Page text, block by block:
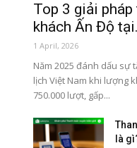
Top 3 giải
khách Ấn Độ
1 April, 2026
Năm 2025 đánh dấu sự
lịch Việt Nam khi lượng
750.000 lượt, gấp...
là